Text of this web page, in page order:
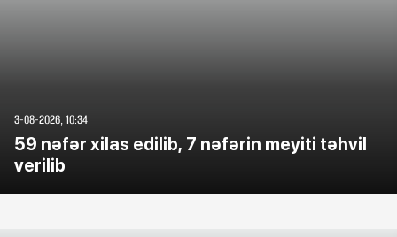
3-08-2026, 10:34
59 nəfər xilas edilib, 7 nəfərin meyiti təhvil
verilib